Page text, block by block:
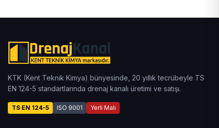
KTK (Kent Teknik Kimya) bünyesinde, 20 yıllık tecrübeyle TS
EN 124-5 standartlarında drenaj kanalı üretimi ve satışı.
TS EN 124-5 ISO 9001 Yerli Malı